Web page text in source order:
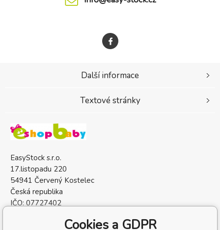
EasyStock s.r.o.
17.listopadu 220
54941 Červený Kostelec
Česká republika
IČO: 07727402
Další informace
Textové stránky
Cookies a GDPR